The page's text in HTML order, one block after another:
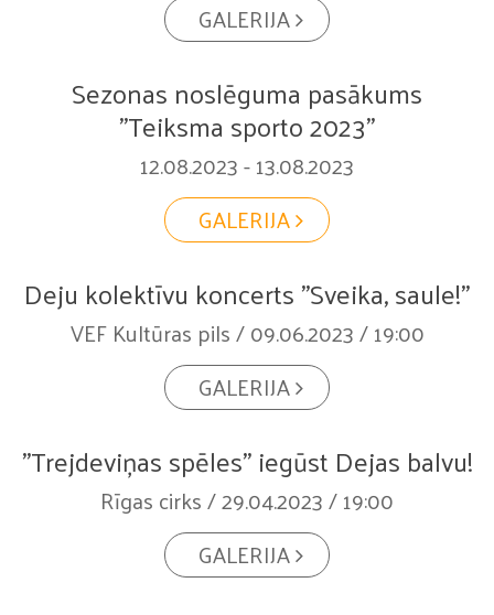
GALERIJA
Sezonas noslēguma pasākums
"Teiksma sporto 2023"
12.08.2023 - 13.08.2023
GALERIJA
Deju kolektīvu koncerts "Sveika, saule!"
VEF Kultūras pils / 09.06.2023 / 19:00
GALERIJA
"Trejdeviņas spēles" iegūst Dejas balvu!
Rīgas cirks / 29.04.2023 / 19:00
GALERIJA